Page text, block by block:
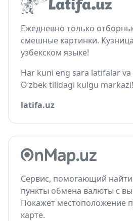
Ежедневно только
смешные картинки.
узбекском языке!
Har kuni eng sara latifalar
O‘zbek tilidagi kulgu markazi!
latifa.uz
Сервис, помогающий
пункты обмена валюты с
Покажет местоположение
карте.